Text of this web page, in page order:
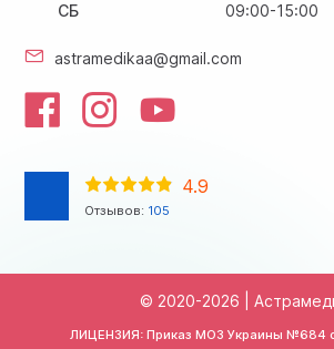
СБ
09:00-15:00
astramedikaa@gmail.com
4.9
Отзывов: 105
© 2020-2026 |
ЛИЦЕНЗИЯ: Приказ МОЗ Украины №684